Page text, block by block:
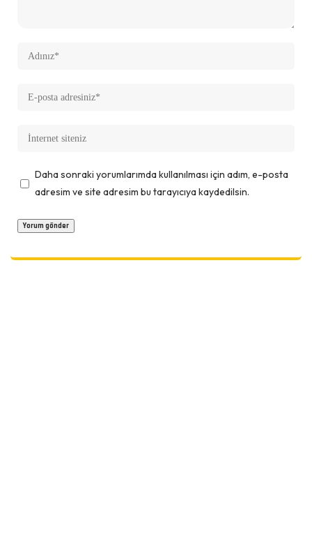
Daha sonraki yorumlarımda kullanılması için adım, e-posta
adresim ve site adresim bu tarayıcıya kaydedilsin.